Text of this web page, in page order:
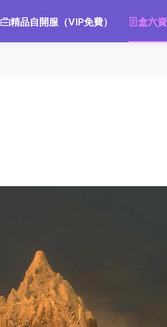
精品自開服（VIP免費） 盒六